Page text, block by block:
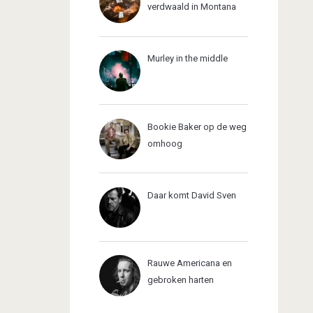
verdwaald in Montana
Murley in the middle
Bookie Baker op de weg
omhoog
Daar komt David Sven
Rauwe Americana en
gebroken harten